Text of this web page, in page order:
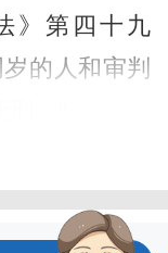
》第四十九
的人和审判